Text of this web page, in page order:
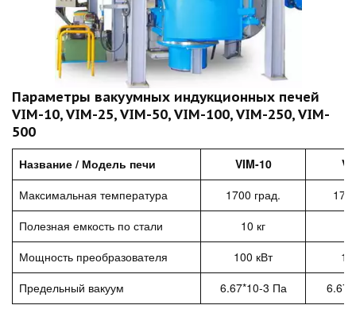
Параметры вакуумных индукционных печей
VIM-10, VIM-25, VIM-50, VIM-100, VIM-250, VIM-
500
Название / Модель печи VIM-10
Максимальная температура
1700 град.
Полезная емкость по стали
10 кг
Мощность преобразователя
100 кВт
Предельный вакуум
6.67*10-3 Па